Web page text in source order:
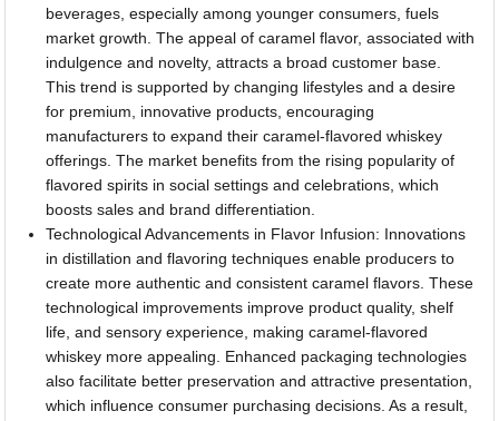
beverages, especially among younger consumers, fuels
market growth. The appeal of caramel flavor, associated with
indulgence and novelty, attracts a broad customer base.
This trend is supported by changing lifestyles and a desire
for premium, innovative products, encouraging
manufacturers to expand their caramel-flavored whiskey
offerings. The market benefits from the rising popularity of
flavored spirits in social settings and celebrations, which
boosts sales and brand differentiation.
Technological Advancements in Flavor Infusion: Innovations
in distillation and flavoring techniques enable producers to
create more authentic and consistent caramel flavors. These
technological improvements improve product quality, shelf
life, and sensory experience, making caramel-flavored
whiskey more appealing. Enhanced packaging technologies
also facilitate better preservation and attractive presentation,
which influence consumer purchasing decisions. As a result,